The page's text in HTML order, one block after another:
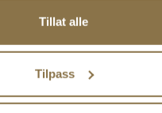
Tillat alle
Tilpass
Lignende produkter